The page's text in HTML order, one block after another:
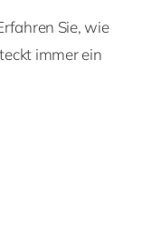
Sie, wie
immer ein